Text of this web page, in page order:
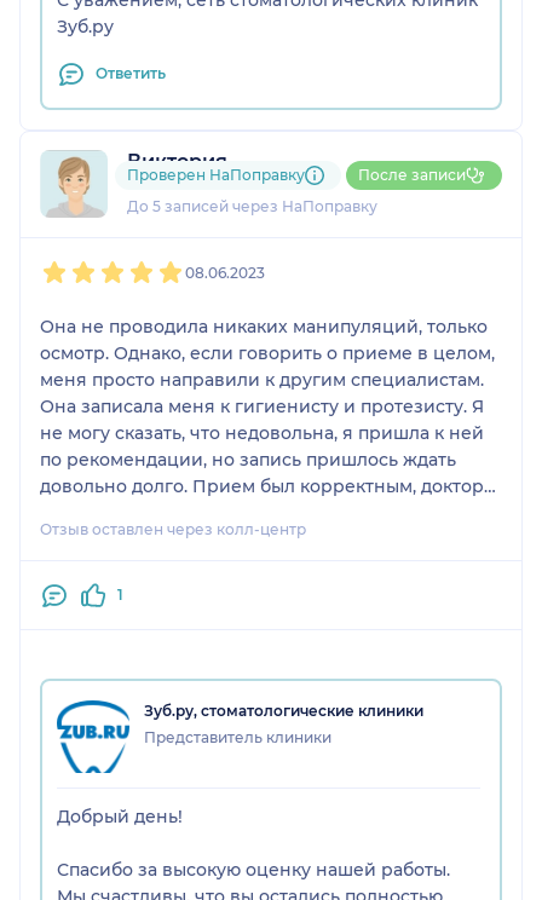
Зуб.ру
Ответить
Виктория
4 отзыва
До 5 записей через НаПоправку
Проверен НаПоправку После записи
08.06.2023
Она не проводила никаких манипуляций, только
осмотр. Однако, если говорить о приеме в целом,
меня просто направили к другим специалистам.
Она записала меня к гигиенисту и протезисту. Я
не могу сказать, что недовольна, я пришла к ней
по рекомендации, но запись пришлось ждать
довольно долго. Прием был корректным, доктор
Отзыв оставлен через колл-центр
1
Зуб.ру, стоматологические клиники
Представитель клиники
Добрый день!
Спасибо за высокую оценку нашей работы.